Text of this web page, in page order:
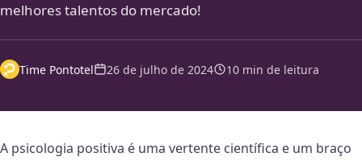
melhores talentos do mercado!
Time Pontotel 26 de julho de 2024 10 min de leitura
A psicologia positiva é uma vertente científica e um braço